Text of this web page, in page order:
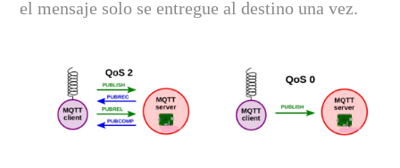
el mensaje solo se entregue al destino una vez.